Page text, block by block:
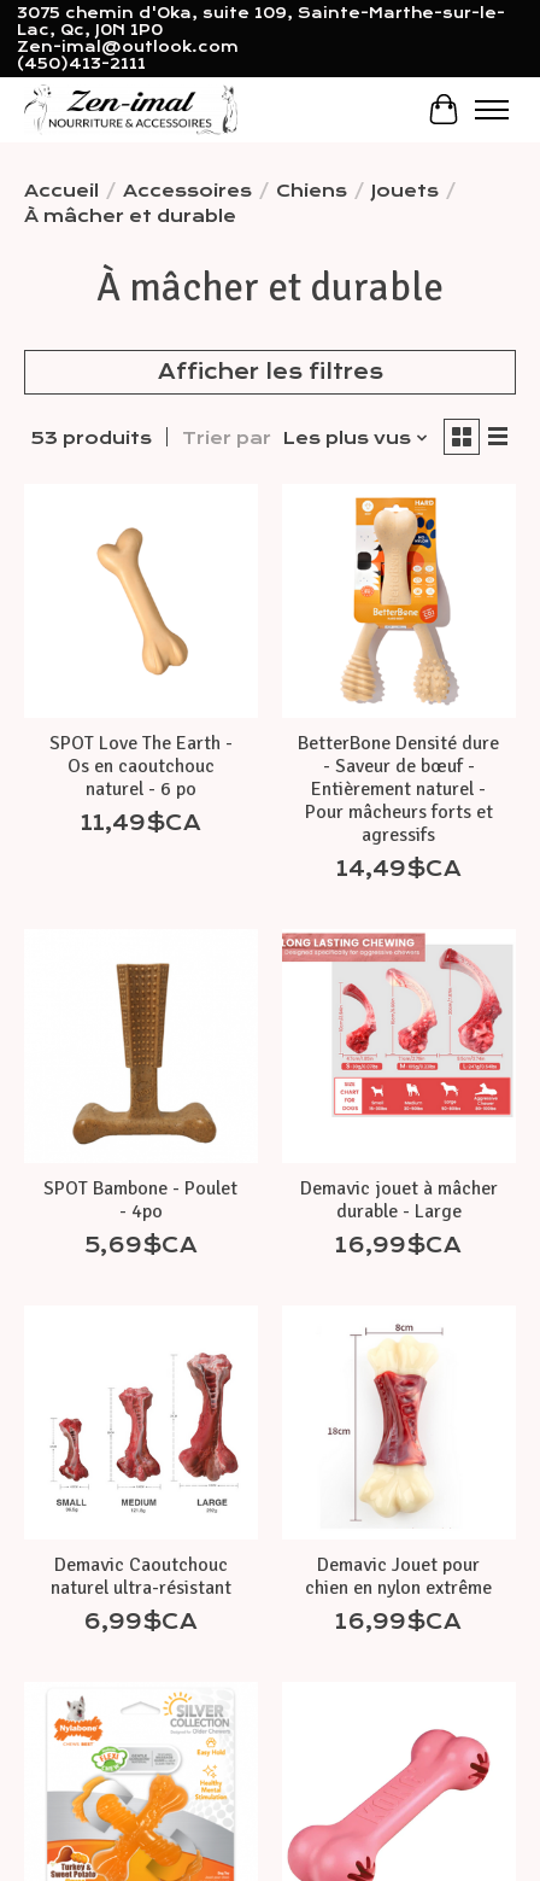
3075 chemin d'Oka, suite 109, Sainte-Marthe-sur-le-
Lac, Qc, J0N 1P0
Zen-imal@outlook.com
(450)413-2111
Panier
Accueil / Accessoires / Chiens / Jouets /
À mâcher et durable
À mâcher et durable
Afficher les filtres
53 produits Trier par Les plus vus
SPOT Love The Earth -
Os en caoutchouc
naturel - 6 po
11,49$CA
BetterBone Densité dure
- Saveur de bœuf -
Entièrement naturel -
Pour mâcheurs forts et
agressifs
14,49$CA
SPOT Bambone - Poulet
- 4po
5,69$CA
Demavic jouet à mâcher
durable - Large
16,99$CA
Demavic Caoutchouc
naturel ultra-résistant
6,99$CA
Demavic Jouet pour
chien en nylon extrême
16,99$CA